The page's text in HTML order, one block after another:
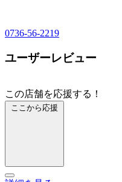
0736-56-2219
ユーザーレビュー
この店舗を応援する！
ここから応援